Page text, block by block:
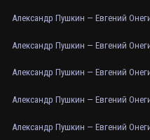
Александр Пушкин — Евгений
Александр Пушкин — Евгений
Александр Пушкин — Евгений
Александр Пушкин — Евгений
Александр Пушкин — Евгений